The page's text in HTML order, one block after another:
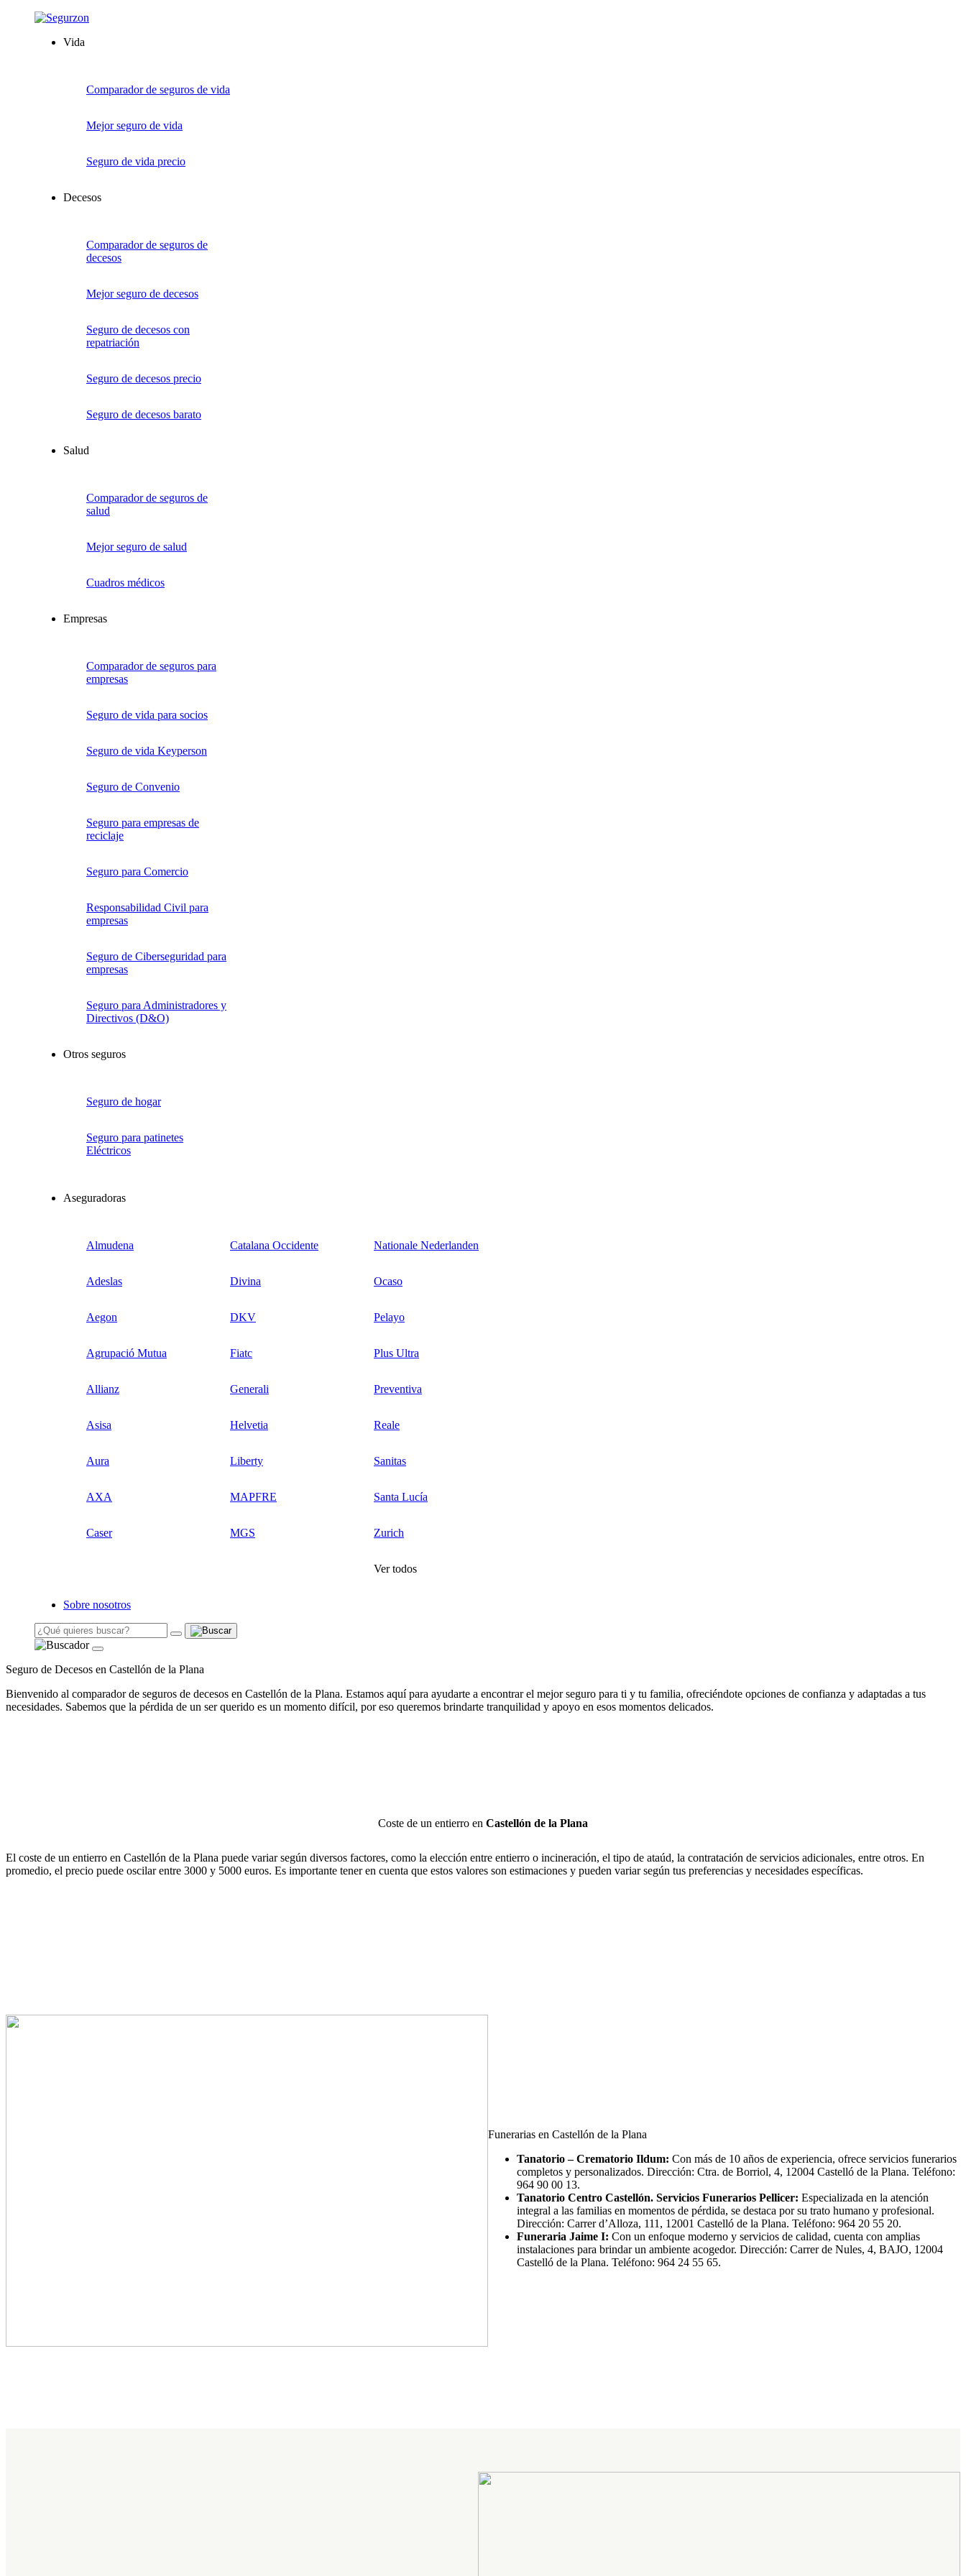
Vida
Comparador de seguros de vida
Mejor seguro de vida
Seguro de vida precio
Decesos
Comparador de seguros de
decesos
Mejor seguro de decesos
Seguro de decesos con
repatriación
Seguro de decesos precio
Seguro de decesos barato
Salud
Comparador de seguros de
salud
Mejor seguro de salud
Cuadros médicos
Empresas
Comparador de seguros para
empresas
Seguro de vida para socios
Seguro de vida Keyperson
Seguro de Convenio
Seguro para empresas de
reciclaje
Seguro para Comercio
Responsabilidad Civil para
empresas
Seguro de Ciberseguridad para
empresas
Seguro para Administradores y
Directivos (D&O)
Otros seguros
Seguro de hogar
Seguro para patinetes
Eléctricos
Aseguradoras
Almudena
Adeslas
Aegon
Agrupació Mutua
Allianz
Asisa
Aura
AXA
Caser
Catalana Occidente
Divina
DKV
Fiatc
Generali
Helvetia
Liberty
MAPFRE
MGS
Nationale Nederlanden
Ocaso
Pelayo
Plus Ultra
Preventiva
Reale
Sanitas
Santa Lucía
Zurich
Ver todos
Sobre nosotros
Seguro de Decesos en Castellón de la Plana
Bienvenido al comparador de seguros de decesos en Castellón de la Plana. Estamos aquí para ayudarte a encontrar el mejor seguro para ti y tu familia, ofreciéndote opciones de confianza y adaptadas a tus
necesidades. Sabemos que la pérdida de un ser querido es un momento difícil, por eso queremos brindarte tranquilidad y apoyo en esos momentos delicados.
Coste de un entierro en Castellón de la Plana
El coste de un entierro en Castellón de la Plana puede variar según diversos factores, como la elección entre entierro o incineración, el tipo de ataúd, la contratación de servicios adicionales, entre otros. En
promedio, el precio puede oscilar entre 3000 y 5000 euros. Es importante tener en cuenta que estos valores son estimaciones y pueden variar según tus preferencias y necesidades específicas.
Funerarias en Castellón de la Plana
Tanatorio – Crematorio Ildum: Con más de 10 años de experiencia, ofrece servicios funerarios
completos y personalizados. Dirección: Ctra. de Borriol, 4, 12004 Castelló de la Plana. Teléfono:
964 90 00 13.
Tanatorio Centro Castellón. Servicios Funerarios Pellicer: Especializada en la atención
integral a las familias en momentos de pérdida, se destaca por su trato humano y profesional.
Dirección: Carrer d’Alloza, 111, 12001 Castelló de la Plana. Teléfono: 964 20 55 20.
Funeraria Jaime I: Con un enfoque moderno y servicios de calidad, cuenta con amplias
instalaciones para brindar un ambiente acogedor. Dirección: Carrer de Nules, 4, BAJO, 12004
Castelló de la Plana. Teléfono: 964 24 55 65.